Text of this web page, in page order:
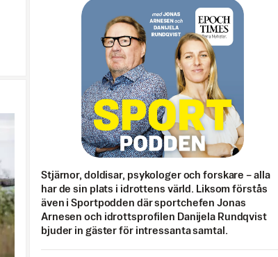
Stjärnor, doldisar, psykologer och forskare – alla
har de sin plats i idrottens värld. Liksom förstås
även i Sportpodden där sportchefen Jonas
Arnesen och idrottsprofilen Danijela Rundqvist
bjuder in gäster för intressanta samtal.